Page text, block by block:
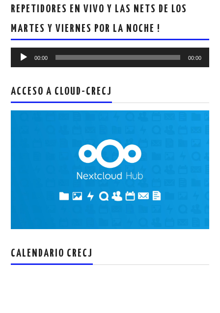
REPETIDORES EN VIVO Y LAS NETS DE LOS
MARTES Y VIERNES POR LA NOCHE !
Reproductor
00:00 00:00
ACCESO A CLOUD-CRECJ
CALENDARIO CRECJ